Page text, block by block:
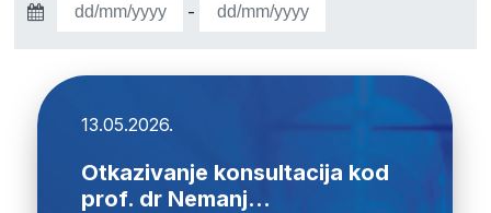
-
13.05.2026.
Otkazivanje konsultacija kod
prof. dr Nemanj...